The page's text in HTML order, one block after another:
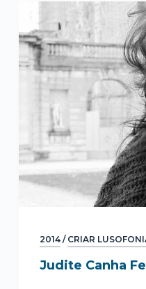
2014/ CRIAR
Judite Canha